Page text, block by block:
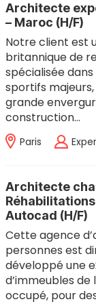
Architecte
– Maroc (H/F)
Notre client est
britannique de
spécialisée
sportifs
grande
construction…
Paris
Architecte
Autocad (H/F)
Cette agence
personnes est
développé une
d’immeubles
occupé, pour